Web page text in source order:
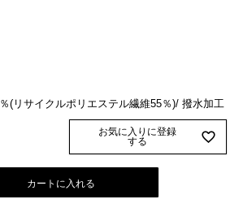
(リサイクルポリエステル繊維55％)/ 撥水加工
お気に入りに登録
する
カートに入れる